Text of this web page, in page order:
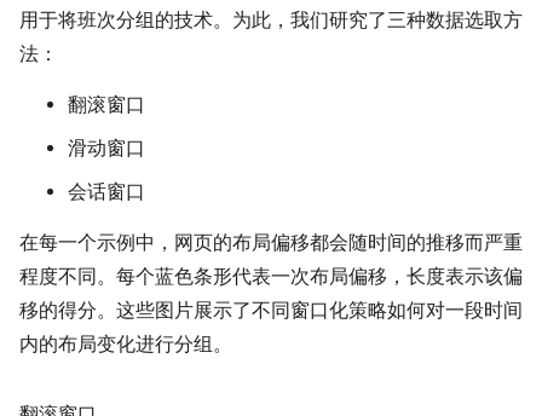
用于将班次分组的技术。为此，我们研究了三种数据选取方
法：
翻滚窗口
滑动窗口
会话窗口
在每一个示例中，网页的布局偏移都会随时间的推移而严重
程度不同。每个蓝色条形代表一次布局偏移，长度表示该偏
移的得分。 这些图片展示了不同窗口化策略如何对一段时间
内的布局变化进行分组。